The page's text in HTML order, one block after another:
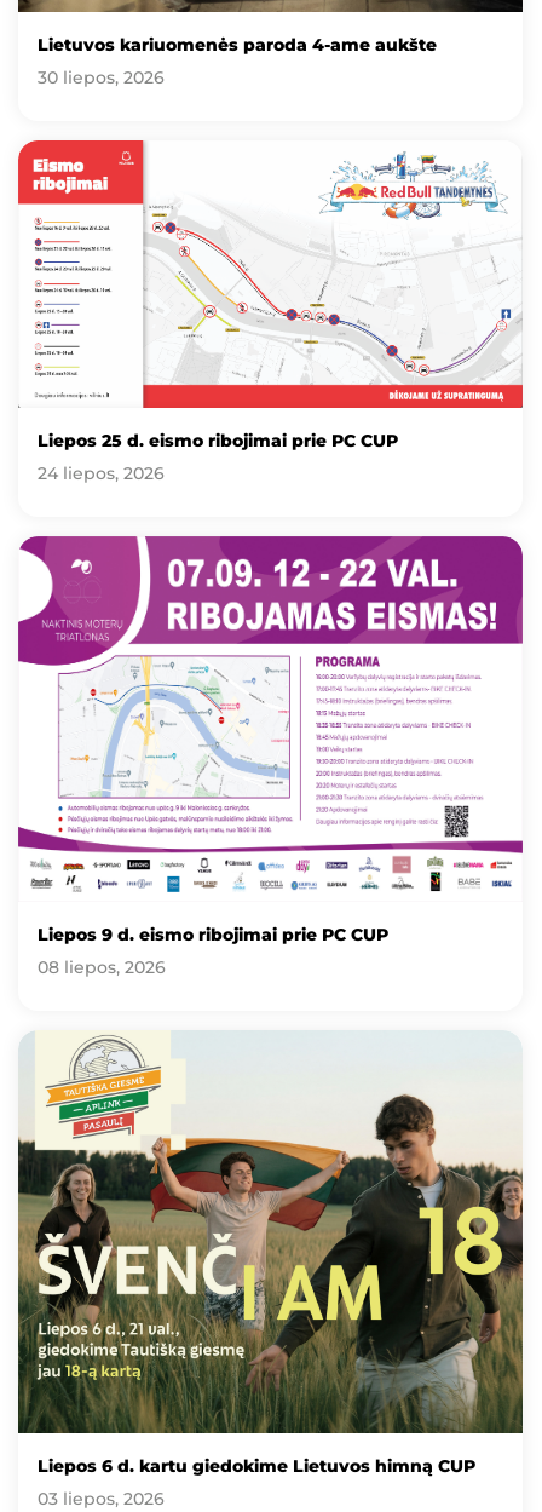
Lietuvos kariuomenės paroda 4-ame aukšte
30 liepos, 2026
Liepos 25 d. eismo ribojimai prie PC CUP
24 liepos, 2026
Liepos 9 d. eismo ribojimai prie PC CUP
08 liepos, 2026
Liepos 6 d. kartu giedokime Lietuvos himną CUP
03 liepos, 2026